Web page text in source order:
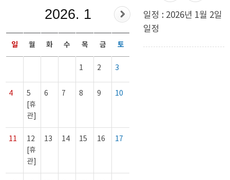
2026. 1
일 월 화 수 목 금 토
1 2 3
4
5
[휴
관]
6 7 8 9 10
11
12
[휴
관]
13 14 15 16 17
일정 : 2026년 1월 2일
일정